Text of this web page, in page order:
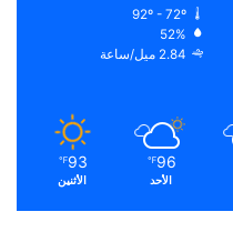
92º - 72º
52%
2.84 ميل/ساعة
96
℉
الأحد
93
℉
الأثنين